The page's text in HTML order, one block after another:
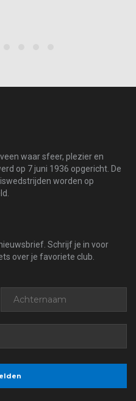
waar sfeer, plezier en
op 7 juni 1936 opgericht. De
worden op
Schrijf je in voor
over je favoriete club.